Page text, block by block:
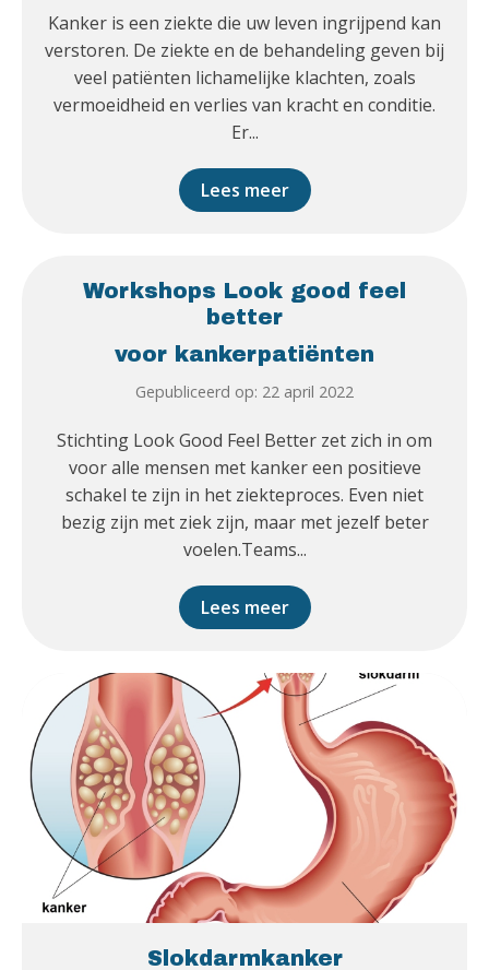
Kanker is een ziekte die uw leven ingrijpend kan
verstoren. De ziekte en de behandeling geven bij
veel patiënten lichamelijke klachten, zoals
vermoeidheid en verlies van kracht en conditie.
Er...
Lees meer
Workshops Look good feel
better
voor kankerpatiënten
Gepubliceerd op: 22 april 2022
Stichting Look Good Feel Better zet zich in om
voor alle mensen met kanker een positieve
schakel te zijn in het ziekteproces. Even niet
bezig zijn met ziek zijn, maar met jezelf beter
voelen.Teams...
Lees meer
Slokdarmkanker